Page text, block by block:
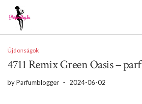
Újdonságok
4711 Remix Green Oasis –
byParfumblogger - 2024-06-02